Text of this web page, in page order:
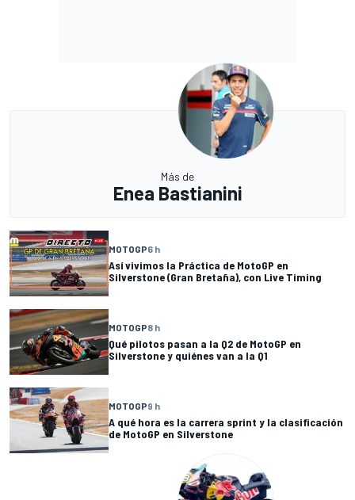
Más de
Enea Bastianini
MOTOGP6 h
Así vivimos la Práctica de MotoGP en
Silverstone (Gran Bretaña), con Live Timing
MOTOGP8 h
Qué pilotos pasan a la Q2 de MotoGP en
Silverstone y quiénes van a la Q1
MOTOGP9 h
A qué hora es la carrera sprint y la clasificación
de MotoGP en Silverstone